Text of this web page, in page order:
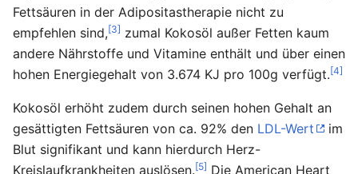
Fettsäuren in der Adipositastherapie nicht zu
empfehlen sind,[3] zumal Kokosöl außer Fetten kaum
andere Nährstoffe und Vitamine enthält und über einen
hohen Energiegehalt von 3.674 KJ pro 100g verfügt.[4]
Kokosöl erhöht zudem durch seinen hohen Gehalt an
gesättigten Fettsäuren von ca. 92% den LDL-Wert
im
Blut signifikant und kann hierdurch Herz-
Kreislaufkrankheiten auslösen.[5] Die American Heart